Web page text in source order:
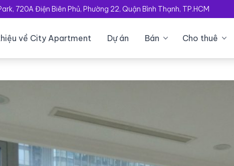
720A Điện Biên Phủ, Phường 22, Quận Bình Thạnh, TP.HCM
về City Apartment Dự án Bán Cho thuê